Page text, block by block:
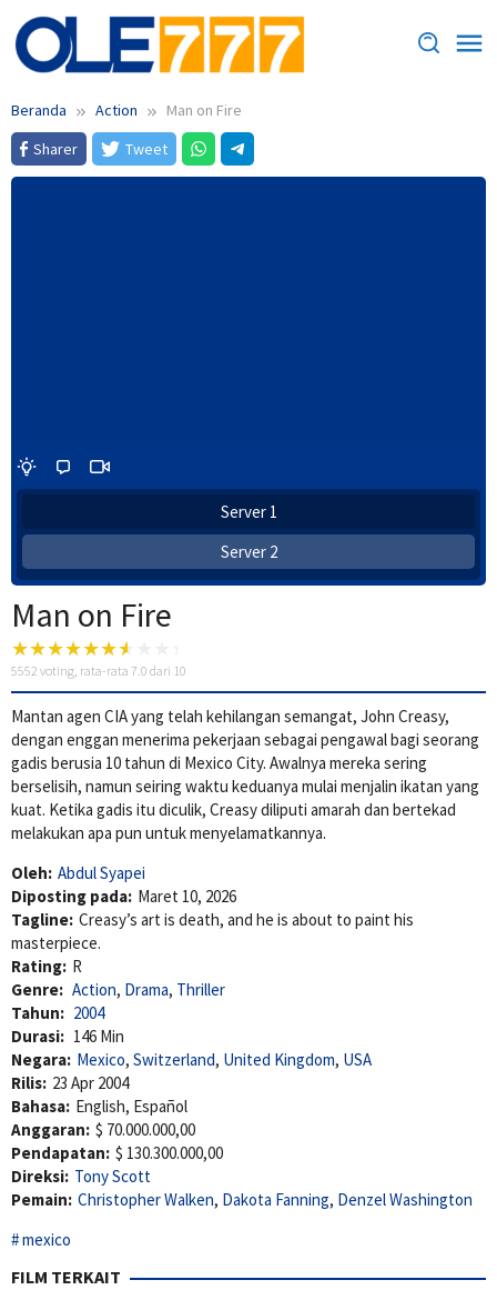
Loncat
ke
konten
Beranda Action
Man on Fire
Sharer
Tweet
Server 1
Server 2
Man on Fire
5552 voting, rata-rata 7.0 dari 10
Mantan agen CIA yang telah kehilangan semangat, John Creasy,
dengan enggan menerima pekerjaan sebagai pengawal bagi seorang
gadis berusia 10 tahun di Mexico City. Awalnya mereka sering
berselisih, namun seiring waktu keduanya mulai menjalin ikatan yang
kuat. Ketika gadis itu diculik, Creasy diliputi amarah dan bertekad
melakukan apa pun untuk menyelamatkannya.
Oleh: Abdul Syapei
Diposting pada: Maret 10, 2026
Tagline: Creasy’s art is death, and he is about to paint his
masterpiece.
Rating: R
Genre: Action, Drama, Thriller
Tahun: 2004
Durasi: 146 Min
Negara: Mexico, Switzerland, United Kingdom, USA
Rilis: 23 Apr 2004
Bahasa: English, Español
Anggaran: $ 70.000.000,00
Pendapatan: $ 130.300.000,00
Direksi: Tony Scott
Pemain: Christopher Walken, Dakota Fanning, Denzel Washington
mexico
FILM TERKAIT